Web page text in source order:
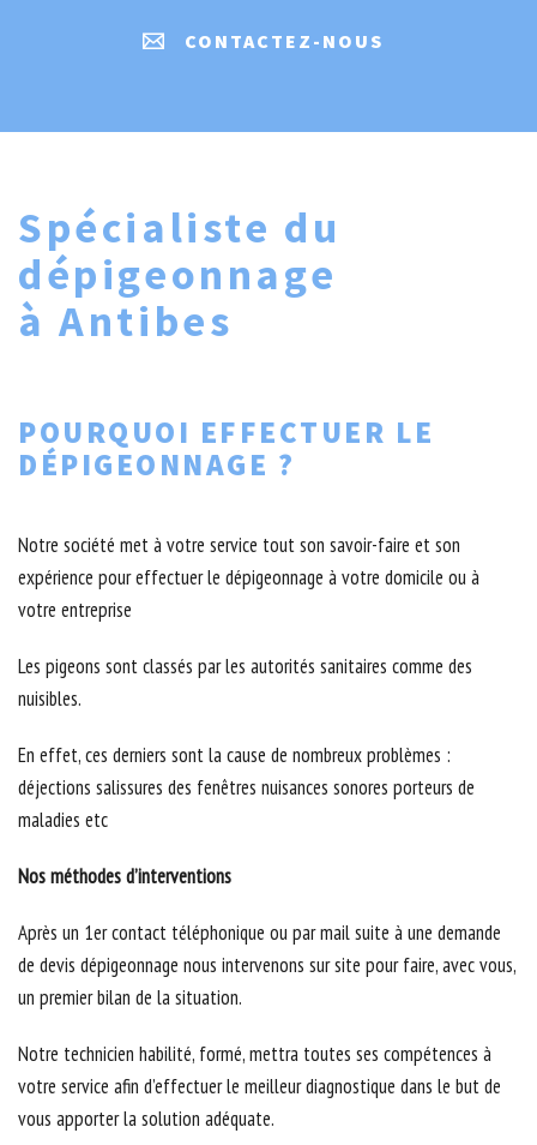
CONTACTEZ-NOUS
Spécialiste du
dépigeonnage
à Antibes
POURQUOI EFFECTUER LE
DÉPIGEONNAGE ?
Notre société met à votre service tout son savoir-faire et son
expérience pour effectuer le dépigeonnage à votre domicile ou à
votre entreprise
Les pigeons sont classés par les autorités sanitaires comme des
nuisibles.
En effet, ces derniers sont la cause de nombreux problèmes :
déjections salissures des fenêtres nuisances sonores porteurs de
maladies etc
Nos méthodes d’interventions
Après un 1er contact téléphonique ou par mail suite à une demande
de devis dépigeonnage nous intervenons sur site pour faire, avec vous,
un premier bilan de la situation.
Notre technicien habilité, formé, mettra toutes ses compétences à
votre service afin d’effectuer le meilleur diagnostique dans le but de
vous apporter la solution adéquate.